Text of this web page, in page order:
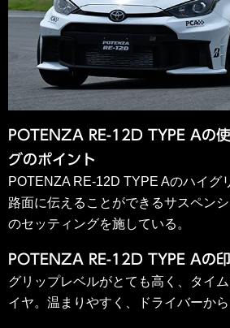
POTENZA RE-12D TYPE Aの
グのポイント
POTENZA RE-12D TYPE Aのハイグ
路面に伝えることができるサスペン
のセッティングを施している。
POTENZA RE-12D TYPE Aの
グリップレベルがとても高く、タイ
イヤ。温まりやすく、ドライバーから